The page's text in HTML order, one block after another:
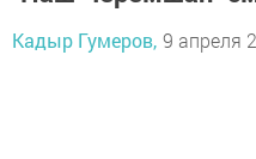
Кадыр Гумеров, 9 апреля